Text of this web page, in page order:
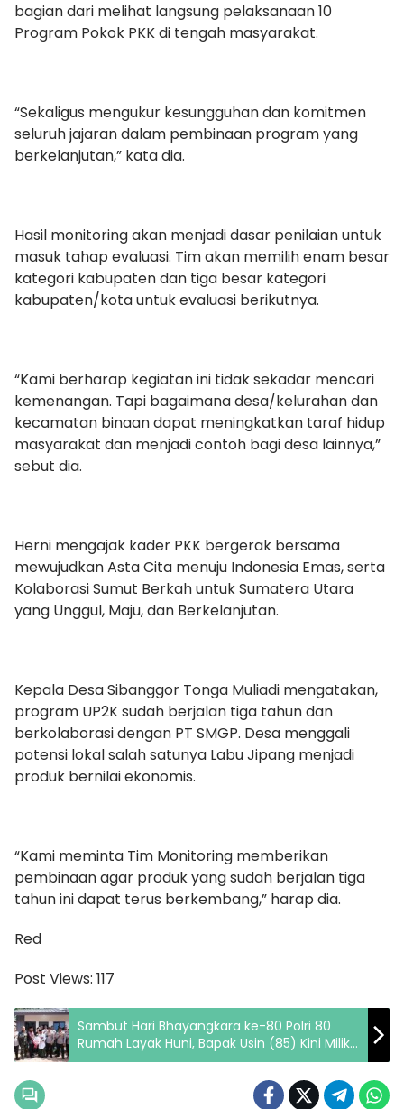
bagian dari melihat langsung pelaksanaan 10
Program Pokok PKK di tengah masyarakat.
“Sekaligus mengukur kesungguhan dan komitmen
seluruh jajaran dalam pembinaan program yang
berkelanjutan,” kata dia.
Hasil monitoring akan menjadi dasar penilaian untuk
masuk tahap evaluasi. Tim akan memilih enam besar
kategori kabupaten dan tiga besar kategori
kabupaten/kota untuk evaluasi berikutnya.
“Kami berharap kegiatan ini tidak sekadar mencari
kemenangan. Tapi bagaimana desa/kelurahan dan
kecamatan binaan dapat meningkatkan taraf hidup
masyarakat dan menjadi contoh bagi desa lainnya,”
sebut dia.
Herni mengajak kader PKK bergerak bersama
mewujudkan Asta Cita menuju Indonesia Emas, serta
Kolaborasi Sumut Berkah untuk Sumatera Utara
yang Unggul, Maju, dan Berkelanjutan.
Kepala Desa Sibanggor Tonga Muliadi mengatakan,
program UP2K sudah berjalan tiga tahun dan
berkolaborasi dengan PT SMGP. Desa menggali
potensi lokal salah satunya Labu Jipang menjadi
produk bernilai ekonomis.
“Kami meminta Tim Monitoring memberikan
pembinaan agar produk yang sudah berjalan tiga
tahun ini dapat terus berkembang,” harap dia.
Red
Post Views: 117
Sambut Hari Bhayangkara ke-80 Polri 80
Rumah Layak Huni, Bapak Usin (85) Kini Miliki
Rumah Baru Berpanel Surya